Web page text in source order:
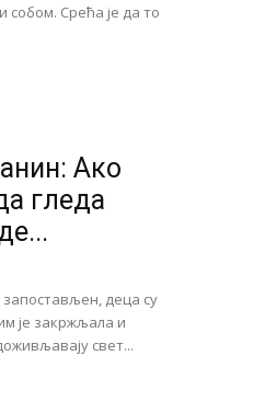
собом. Срећа је да то
Ако
гледа
деца су
је закржљала и
свет...